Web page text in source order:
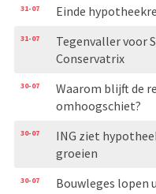
31-07 Einde
31-07
Tegenvaller voor
Conservatrix
30-07
Waarom blijft de
omhoogschiet?
30-07
ING ziet
groeien
30-07 Bouwleges lopen